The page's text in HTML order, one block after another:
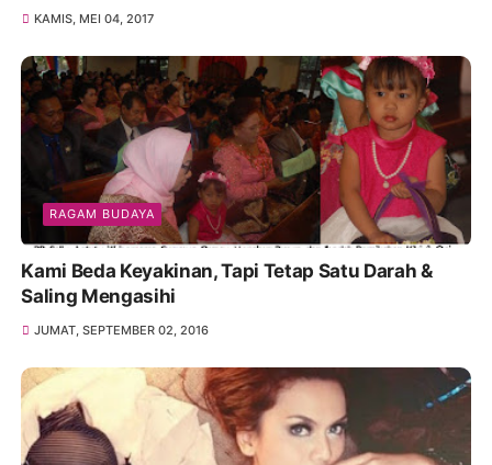
KAMIS, MEI 04, 2017
RAGAM BUDAYA
Kami Beda Keyakinan, Tapi Tetap Satu Darah &
Saling Mengasihi
JUMAT, SEPTEMBER 02, 2016